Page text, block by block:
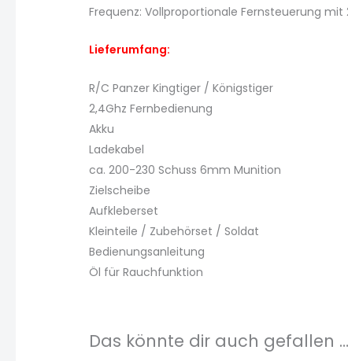
Frequenz: Vollproportionale Fernsteuerung
Lieferumfang:
R/C Panzer Kingtiger / Königstiger
2,4Ghz Fernbedienung
Akku
Ladekabel
ca. 200-230 Schuss 6mm Munition
Zielscheibe
Aufkleberset
Kleinteile / Zubehörset / Soldat
Bedienungsanleitung
Öl für Rauchfunktion
Das könnte dir auch gefallen …